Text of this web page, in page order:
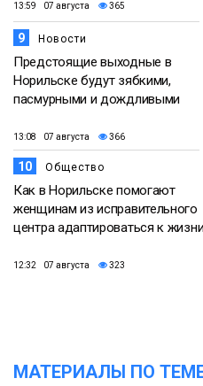
13:59 07 августа 365
9 Новости
Предстоящие выходные в
Норильске будут зябкими,
пасмурными и дождливыми
13:08 07 августа 366
10 Общество
Как в Норильске помогают
женщинам из исправительного
центра адаптироваться к жизни
12:32 07 августа 323
МАТЕРИАЛЫ ПО